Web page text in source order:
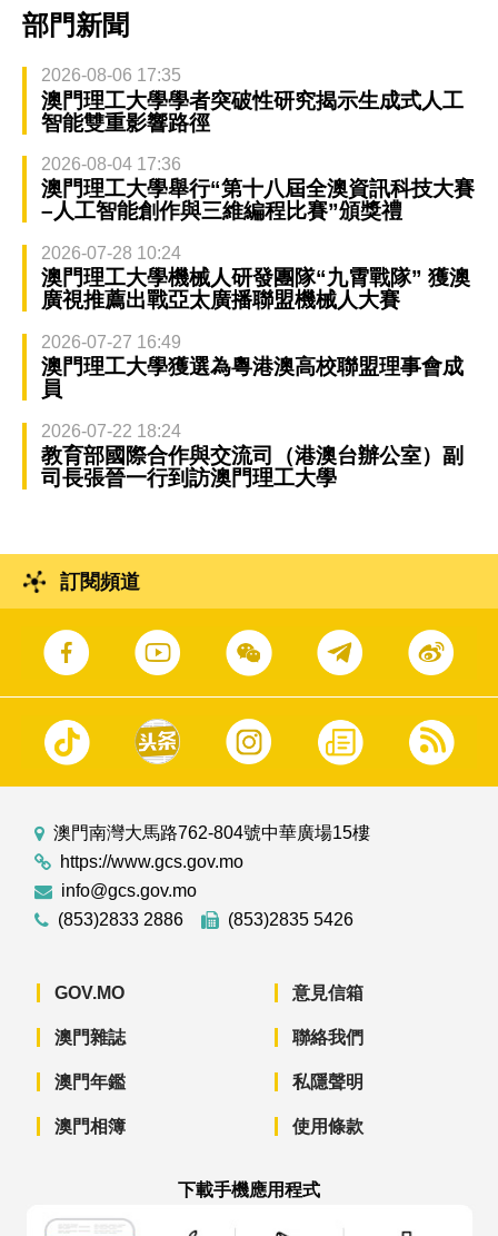
部門新聞
2026-08-06 17:35
澳門理工大學學者突破性研究揭示生成式人工
智能雙重影響路徑
2026-08-04 17:36
澳門理工大學舉行“第十八屆全澳資訊科技大賽
–人工智能創作與三維編程比賽”頒獎禮
2026-07-28 10:24
澳門理工大學機械人研發團隊“九霄戰隊” 獲澳
廣視推薦出戰亞太廣播聯盟機械人大賽
2026-07-27 16:49
澳門理工大學獲選為粵港澳高校聯盟理事會成
員
2026-07-22 18:24
教育部國際合作與交流司（港澳台辦公室）副
司長張晉一行到訪澳門理工大學
訂閱頻道
澳門南灣大馬路762-804號中華廣場15樓
https://www.gcs.gov.mo
info@gcs.gov.mo
(853)2833 2886
(853)2835 5426
GOV.MO
澳門雜誌
澳門年鑑
澳門相簿
意見信箱
聯絡我們
私隱聲明
使用條款
下載手機應用程式